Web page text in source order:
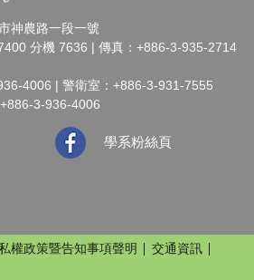
神農路一段一號
分機 7636 | 傳真：+886-3-935-2714
4006 | 警衛室：+886-3-931-7555
3-936-4006
學系粉絲頁
權政策暨告知事項聲明
交通資訊